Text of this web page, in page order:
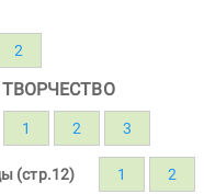
2
1 2 3
(стр.12) 1 2